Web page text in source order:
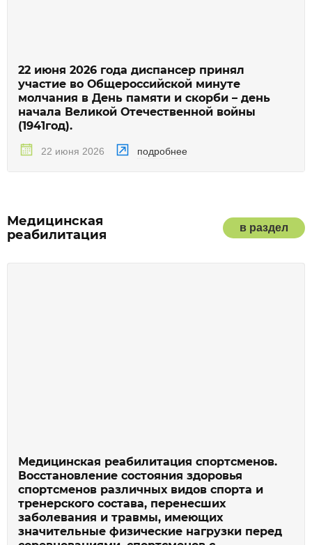
22 июня 2026 года диспансер принял
участие во Общероссийской минуте
молчания в День памяти и скорби – день
начала Великой Отечественной войны
(1941год).
22 июня 2026 подробнее
Медицинская
реабилитация
в раздел
Медицинская реабилитация спортсменов.
Восстановление состояния здоровья
спортсменов различных видов спорта и
тренерского состава, перенесших
заболевания и травмы, имеющих
значительные физические нагрузки перед